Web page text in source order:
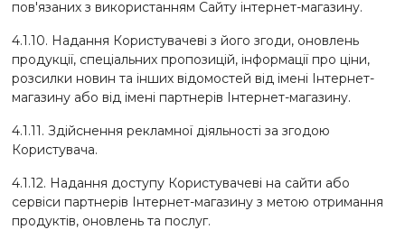
пов'язаних з використанням Сайту інтернет-магазину.
4.1.10. Надання Користувачеві з його згоди, оновлень
продукції, спеціальних пропозицій, інформації про ціни,
розсилки новин та інших відомостей від імені Інтернет-
магазину або від імені партнерів Інтернет-магазину.
4.1.11. Здійснення рекламної діяльності за згодою
Користувача.
4.1.12. Надання доступу Користувачеві на сайти або
сервіси партнерів Інтернет-магазину з метою отримання
продуктів, оновлень та послуг.